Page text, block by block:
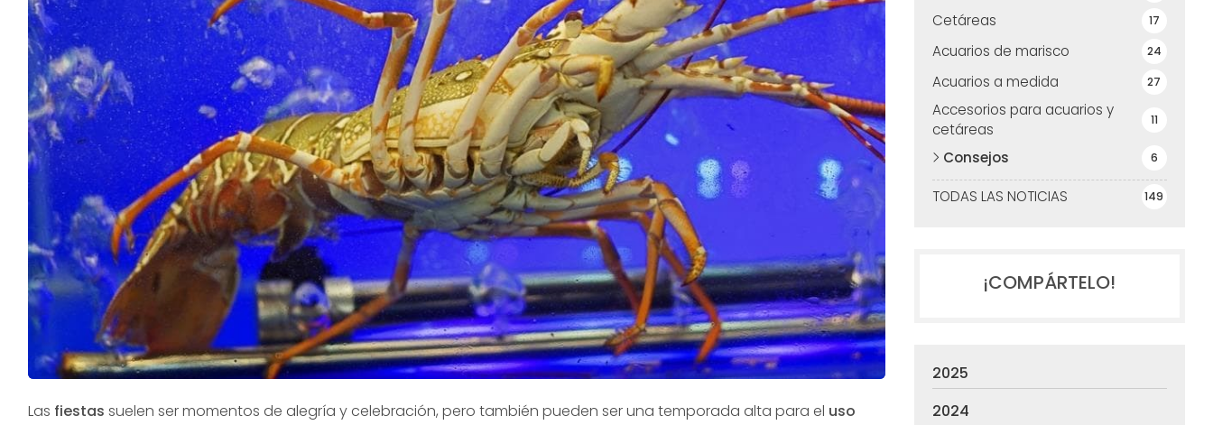
TODAS LAS NOTICIAS 149
Cetáreas 17
Acuarios de marisco 24
Acuarios a medida 27
Accesorios para acuarios y
cetáreas
11
Consejos 6
Las fiestassuelen ser momentos de alegría y celebración, pero también pueden ser una temporada alta para el uso
¡COMPÁRTELO!
2025
2024